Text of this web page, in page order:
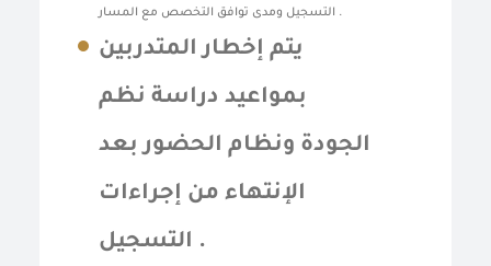
التسجيل ومدى توافق التخصص مع المسار .
يتم إخطار المتدربين
بمواعيد دراسة نظم
الجودة ونظام الحضور بعد
الإنتهاء من إجراءات
التسجيل .